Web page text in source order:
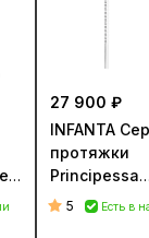
с
27 900 ₽
INFANTA
протяжки
Principessa
Marchese с
5 Есть в